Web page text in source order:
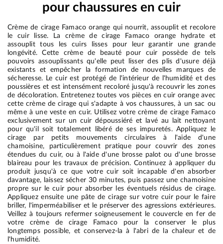
pour chaussures en cuir
Crème de cirage Famaco orange qui nourrit, assouplit et recolore
le cuir lisse. La crème de cirage Famaco orange hydrate et
assouplit tous les cuirs lisses pour leur garantir une grande
longévité. Cette crème de beauté pour cuir possède de tels
pouvoirs assouplissants qu'elle peut lisser des plis d'usure déjà
existants et empêcher la formation de nouvelles marques de
sécheresse. Le cuir est protégé de l'intérieur de l'humidité et des
poussières et est intensément recoloré jusqu'à recouvrir les zones
de décoloration. Entretenez toutes vos pièces en cuir orange avec
cette crème de cirage qui s'adapte à vos chaussures, à un sac ou
même à une veste en cuir. Utilisez votre crème de cirage Famaco
exclusivement sur un cuir dépoussiéré et lavé au lait nettoyant
pour qu'il soit totalement libéré de ses impuretés. Appliquez le
cirage par petits mouvements circulaires à l'aide d'une
chamoisine, particulièrement pratique pour couvrir des zones
étendues du cuir, ou à l'aide d'une brosse palot ou d'une brosse
blaireau pour les travaux de précision. Continuez à appliquer du
produit jusqu'à ce que votre cuir soit incapable d'en absorber
davantage, laissez sécher 30 minutes, puis passez une chamoisine
propre sur le cuir pour absorber les éventuels résidus de cirage.
Appliquez ensuite une pâte de cirage sur votre cuir pour le faire
briller, l'imperméabiliser et le préserver des agressions extérieures.
Veillez à toujours refermer soigneusement le couvercle en fer de
votre crème de cirage Famaco pour la conserver le plus
longtemps possible, et conservez-la à l'abri de la chaleur et de
l'humidité.